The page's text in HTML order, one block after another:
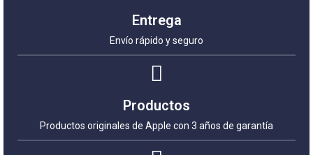
Entrega
Envío rápido y seguro
Productos
Productos originales de Apple con 3 años de garantía